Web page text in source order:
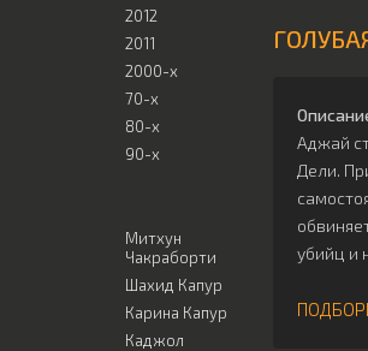
Аджай
Дели.
убийц и
2012
2011
2000-х
70-х
80-х
90-х
Митхун
Чакраборти
Шахид Капур
Карина Капур
Каджол